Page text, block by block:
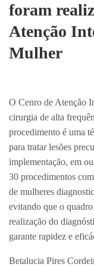
foram
Atenção
Mulher
O Cenro de Atenção
cirurgia de alta
procedimento é uma
para tratar lesões
implementação, em
30 procedimentos
de mulheres
evitando que o
realização do
garante rapidez e
Betalucia Pires